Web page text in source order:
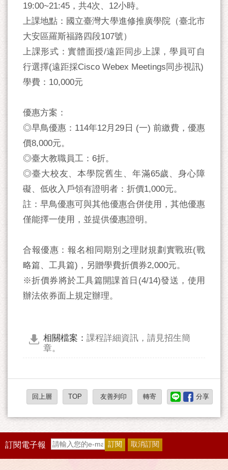
19:00~21:45，共4次、12小時。
上課地點：國立臺灣大學進修推廣學院（臺北市
大安區羅斯福路四段107號）
上課形式：實體面授/遠距同步上課，學員可自
行選擇(遠距採Cisco Webex Meetings同步視訊)
學費：10,000元
優惠方案：
◎早鳥優惠：114年12月29日 (一) 前繳費，優惠
價8,000元。
◎臺大教職員工：6折。
◎臺大校友、本學院舊生、年滿65歲、身心障
礙、低收入戶領有證明者：折價1,000元。
註：早鳥優惠可與其他優惠合併使用，其他優惠
僅能擇一使用，並提供優惠證明。
合報優惠：報名相同期別之理財規劃實戰班(戰
略篇、工具篇)，另贈學費折價券2,000元。
※折價券將於工具篇開課首日(4/14)發送，使用
辦法依券面上規定辦理。
相關檔案： 課程詳細資訊，請見招生簡
章。
回上層 TOP 友善列印 轉寄 分享
訂閱電子報